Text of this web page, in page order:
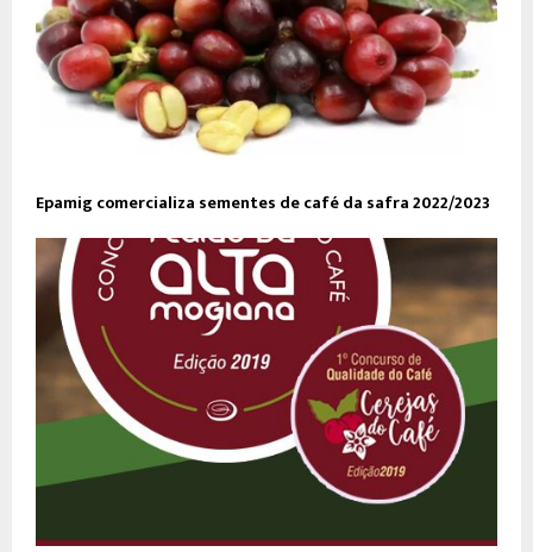
Epamig comercializa sementes de café da safra 2022/2023